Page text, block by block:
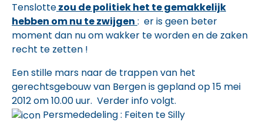
Tenslottezou de politiek het te gemakkelijk
hebben om nu te zwijgen : er is geen beter
moment dan nu om wakker te worden en de zaken
recht te zetten !
Een stille mars naar de trappen van het
gerechtsgebouw van Bergen is gepland op 15 mei
2012 om 10.00 uur. Verder info volgt.
Persmededeling : Feiten te Silly